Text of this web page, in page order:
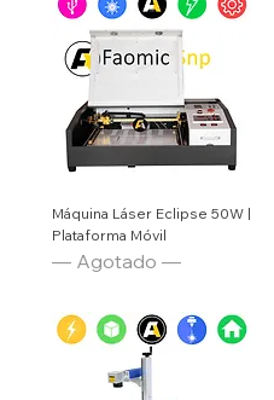
Máquina Láser Eclipse 50W |
Plataforma Móvil
— Agotado —